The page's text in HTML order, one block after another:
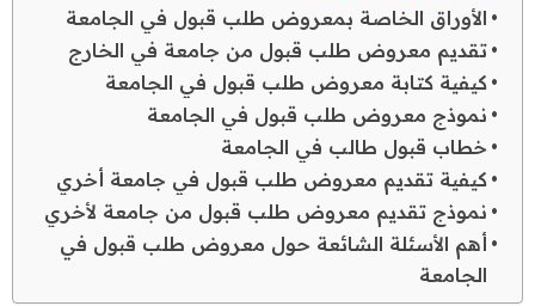
الأوراق الخاصة بمعروض طلب قبول في الجامعة
تقديم معروض طلب قبول من جامعة في الخارج
كيفية كتابة معروض طلب قبول في الجامعة
نموذج معروض طلب قبول في الجامعة
خطاب قبول طالب في الجامعة
كيفية تقديم معروض طلب قبول في جامعة أخري
نموذج تقديم معروض طلب قبول من جامعة لأخري
أهم الأسئلة الشائعة حول معروض طلب قبول في
الجامعة